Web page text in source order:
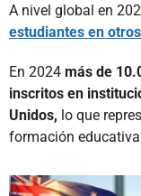
A nivel global en
estudiantes en
En 2024 más de
inscritos en
Unidos, lo que
formación